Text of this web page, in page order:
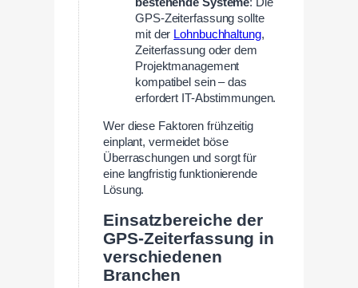
GPS-Zeiterfassung sollte
mit der Lohnbuchhaltung,
Zeiterfassung oder dem
Projektmanagement
kompatibel sein – das
erfordert IT-Abstimmungen.
Wer diese Faktoren frühzeitig
einplant, vermeidet böse
Überraschungen und sorgt für
eine langfristig funktionierende
Lösung.
Einsatzbereiche der
GPS-Zeiterfassung in
verschiedenen
Branchen